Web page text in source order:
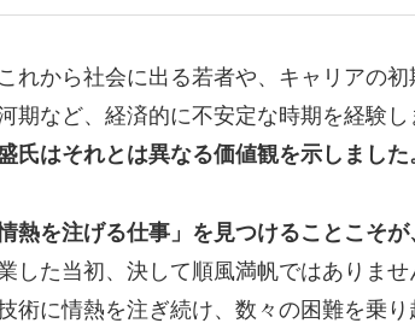
から社会に出る若者や、キャリアの
など、経済的に不安定な時期を経験し
はそれとは異なる価値観を示しました
熱を注げる仕事」を見つけることこそ
た当初、決して順風満帆ではありま
に情熱を注ぎ続け、数々の困難を乗り